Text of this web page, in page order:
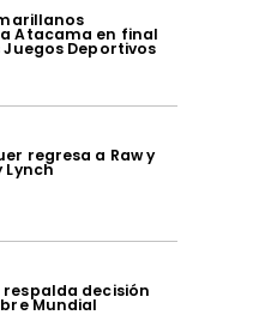
Atacama en final
Deportivos
regresa a Raw y
Lynch
respalda decisión
Mundial